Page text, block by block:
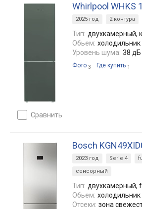
сравнить
Whirlpool WHKS
2025 год 2 контура
Тип: двухкамерный,
Обьем: холодильник
Уровень шума: 38 дБ
Фото 3 Где купить 1
Bosch
2023 год Serie 4
сенсорный
Тип: двухкамерный,
Обьем: холодильник
Отсеки: зона